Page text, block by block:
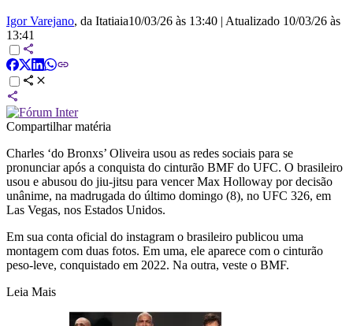
Igor Varejano, da Itatiaia10/03/26 às 13:40 | Atualizado 10/03/26 às
13:41
Compartilhar matéria
Charles ‘do Bronxs’ Oliveira usou as redes sociais para se
pronunciar após a conquista do cinturão BMF do UFC. O brasileiro
usou e abusou do jiu-jitsu para vencer Max Holloway por decisão
unânime, na madrugada do último domingo (8), no UFC 326, em
Las Vegas, nos Estados Unidos.
Em sua conta oficial do instagram o brasileiro publicou uma
montagem com duas fotos. Em uma, ele aparece com o cinturão
peso-leve, conquistado em 2022. Na outra, veste o BMF.
Leia Mais